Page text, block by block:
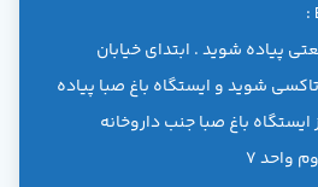
پیاده شوید . ابتدای خیابان
شوید و ایستگاه باغ صبا پیاده
بالاتر از ایستگاه باغ صبا جنب داروخانه